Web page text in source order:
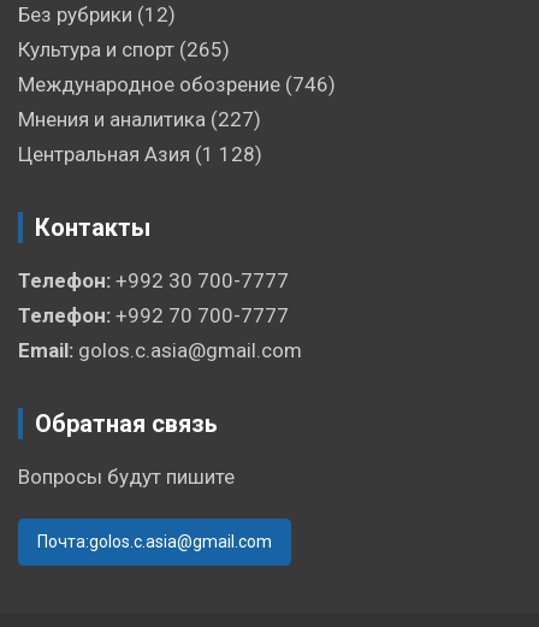
Без рубрики (12)
Культура и спорт (265)
Международное обозрение (746)
Мнения и аналитика (227)
Центральная Азия (1 128)
Контакты
Телефон: +992 30 700-7777
Телефон: +992 70 700-7777
Email: golos.c.asia@gmail.com
Обратная связь
Вопросы будут пишите
Почта:golos.c.asia@gmail.com